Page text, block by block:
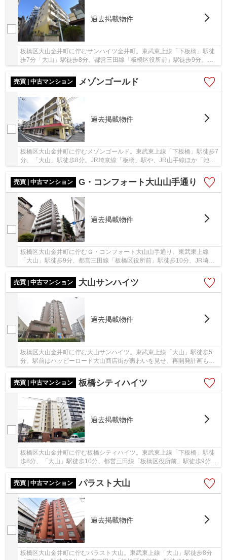
過去掲載物件
板橋区大山金井町に佇むサンハイツ金井町。東武東上線「下板橋」駅徒
歩7分「大山」駅徒歩8分、都営三田線「板橋区役所前」駅徒歩9分。タ
売買 | 中古マンション
メゾンゴールド
過去掲載物件
板橋区大山金井町に佇むメゾンゴールド。東武東上線「下板橋」駅徒歩7
分、「大山」駅徒歩8分。JR埼京線「板橋」駅や、JR山手線ほか「池
売買 | 中古マンション
G・コンフォート大山山手通り
過去掲載物件
板橋区大山金井町に佇むＧ・コンフォート大山山手通り。東武東上線
「大山」駅徒歩9分、都営三田線「板橋区役所前」駅徒歩10分、JR埼京
売買 | 中古マンション
大山サンハイツ
過去掲載物件
板橋区大山金井町に佇む大山サンハイツ。東武東上線「大山」駅徒歩5
分。駅前はハッピーロード大山商店街が賑わいを見せ、再開発計画も進
売買 | 中古マンション
板橋シティハイツ
過去掲載物件
板橋区大山金井町に佇む板橋シティハイツ。東武東上線「下板橋」駅徒
歩8分、「大山」駅徒歩10分、都営三田線「板橋区役所前」駅徒歩9分、
JR埼京線「板橋」駅徒歩14分の、複数路線が利...
売買 | 中古マンション
パラスト大山
過去掲載物件
板橋区大山金井町に佇むパラスト大山。東武東上線「大山」駅徒歩8分